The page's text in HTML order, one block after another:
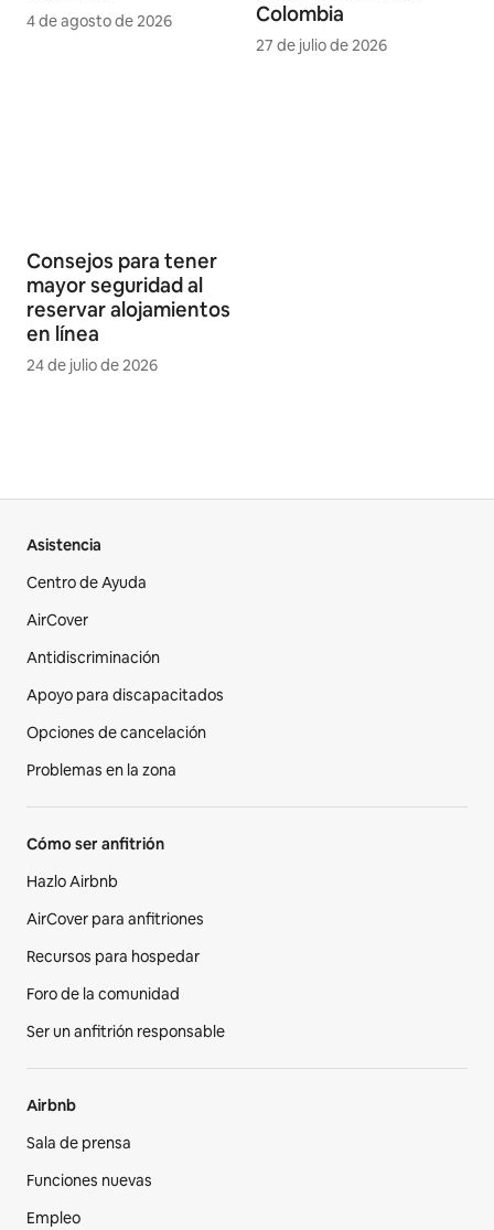
4 de agosto de 2026
Colombia
27 de julio de 2026
Consejos para tener
mayor seguridad al
reservar alojamientos
en línea
24 de julio de 2026
Asistencia
Centro de Ayuda
AirCover
Antidiscriminación
Apoyo para discapacitados
Opciones de cancelación
Problemas en la zona
Cómo ser anfitrión
Hazlo Airbnb
AirCover para anfitriones
Recursos para hospedar
Foro de la comunidad
Ser un anfitrión responsable
Airbnb
Sala de prensa
Funciones nuevas
Empleo